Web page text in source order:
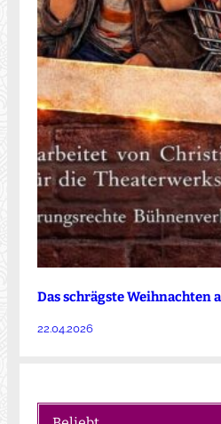
Das schrägste Weihnachten
22.04.2026